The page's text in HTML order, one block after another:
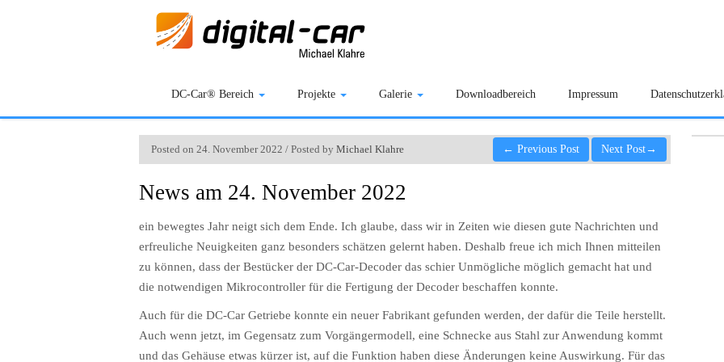
DC-Car® Bereich Projekte Galerie Downloadbereich Impressum
Posted on 24. November 2022 / Posted by Michael Klahre ← Previous Post Next Post→
News am 24. November 2022
ein bewegtes Jahr neigt sich dem Ende. Ich glaube, dass wir in Zeiten wie diesen gute Nachrichten und
erfreuliche Neuigkeiten ganz besonders schätzen gelernt haben. Deshalb freue ich mich Ihnen mitteilen
zu können, dass der Bestücker der DC-Car-Decoder das schier Unmögliche möglich gemacht hat und
die notwendigen Mikrocontroller für die Fertigung der Decoder beschaffen konnte.
Auch für die DC-Car Getriebe konnte ein neuer Fabrikant gefunden werden, der dafür die Teile herstellt.
Auch wenn jetzt, im Gegensatz zum Vorgängermodell, eine Schnecke aus Stahl zur Anwendung kommt
und das Gehäuse etwas kürzer ist, auf die Funktion haben diese Änderungen keine Auswirkung. Für das